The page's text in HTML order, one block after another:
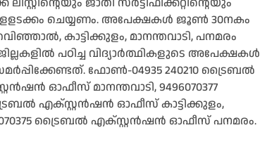
ഉളളടക്കം ചെയ്യണം. അപേക്ഷകള്‍ ജൂണ്‍ 30നകം
കാട്ടിക്കുളം, മാനന്തവാടി, പനമരം
പഠിച്ച വിദ്യാര്‍ത്ഥികളുടെ അപേക്ഷകള്‍
ഫോണ്‍-04935 240210 ട്രൈബല്‍
ഓഫീസ് മാനന്തവാടി, 9496070377
എക്സ്റ്റന്‍ഷന്‍ ഓഫീസ് കാട്ടിക്കുളം,
ട്രൈബല്‍ എക്സ്റ്റന്‍ഷന്‍ ഓഫീസ് പനമരം.